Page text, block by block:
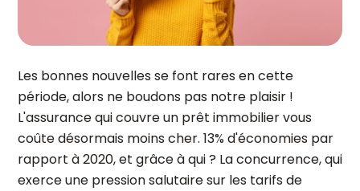
Les bonnes nouvelles se font rares en cette
période, alors ne boudons pas notre plaisir !
L'assurance qui couvre un prêt immobilier vous
coûte désormais moins cher. 13% d'économies par
rapport à 2020, et grâce à qui ? La concurrence, qui
exerce une pression salutaire sur les tarifs de